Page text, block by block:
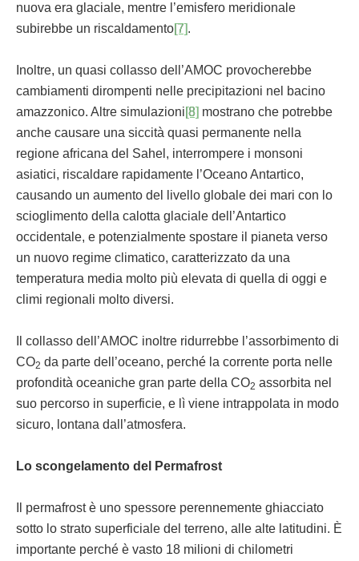
nuova era glaciale, mentre l’emisfero meridionale
subirebbe un riscaldamento[7].
Inoltre, un quasi collasso dell’AMOC provocherebbe
cambiamenti dirompenti nelle precipitazioni nel bacino
amazzonico. Altre simulazioni [8] mostrano che potrebbe
anche causare una siccità quasi permanente nella
regione africana del Sahel, interrompere i monsoni
asiatici, riscaldare rapidamente l’Oceano Antartico,
causando un aumento del livello globale dei mari con lo
scioglimento della calotta glaciale dell’Antartico
occidentale, e potenzialmente spostare il pianeta verso
un nuovo regime climatico, caratterizzato da una
temperatura media molto più elevata di quella di oggi e
climi regionali molto diversi.
Il collasso dell’AMOC inoltre ridurrebbe l’assorbimento di
CO2 da parte dell’oceano, perché la corrente porta nelle
profondità oceaniche gran parte della CO2 assorbita nel
suo percorso in superficie, e lì viene intrappolata in modo
sicuro, lontana dall’atmosfera.
Lo scongelamento del Permafrost
Il permafrost è uno spessore perennemente ghiacciato
sotto lo strato superficiale del terreno, alle alte latitudini. È
importante perché è vasto 18 milioni di chilometri